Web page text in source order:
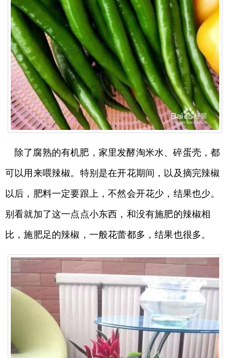
除了腐熟的有机肥，家里发酵淘米水、碎蛋壳，都
可以用来喂辣椒。特别是在开花期间，以及摘完辣椒
以后，肥料一定要跟上，不然会开花少，结果也少。
别看就加了这一点点小东西，和没有施肥的辣椒相
比，施肥足的辣椒，一般花蕾都多，结果也很多。